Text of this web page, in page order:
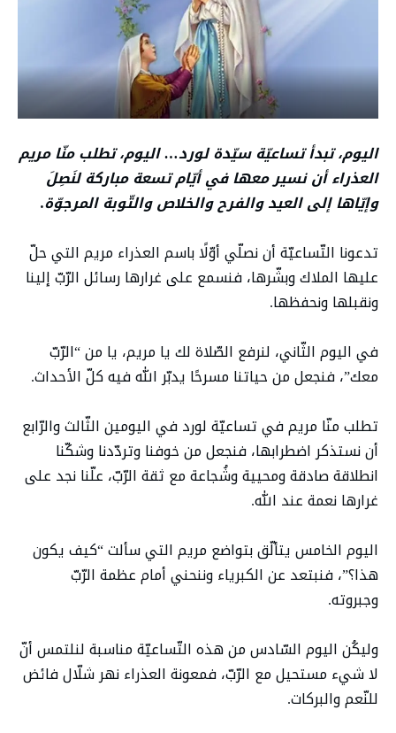
اليوم، تبدأ تساعيّة سيّدة لورد… اليوم، تطلب منّا مريم
العذراء أن نسير معها في أيّام تسعة مباركة لنَصِلَ
وإيّاها إلى العيد والفرح والخلاص والتّوبة المرجوّة.
تدعونا التّساعيّة أن نصلّي أوّلًا باسم العذراء مريم التي حلّ
عليها الملاك وبشّرها، فنسمع على غرارها رسائل الرّبّ إلينا
ونقبلها ونحفظها.
في اليوم الثّاني، لنرفع الصّلاة لك يا مريم، يا من “الرّبّ
معك”، فنجعل من حياتنا مسرحًا يدبّر الله فيه كلّ الأحداث.
تطلب منّا مريم في تساعيّة لورد في اليومين الثّالث والرّابع
أن نستذكر اضطرابها، فنجعل من خوفنا وتردّدنا وشكّنا
انطلاقة صادقة ومحيية وشُجاعة مع ثقة الرّبّ، علّنا نجد على
غرارها نعمة عند الله.
اليوم الخامس يتألّق بتواضع مريم التي سألت “كيف يكون
هذا؟”، فنبتعد عن الكبرياء وننحني أمام عظمة الرّبّ
وجبروته.
وليكُن اليوم السّادس من هذه التّساعيّة مناسبة لنلتمس أنّ
لا شيء مستحيل مع الرّبّ، فمعونة العذراء نهر شلّال فائض
للنّعم والبركات.